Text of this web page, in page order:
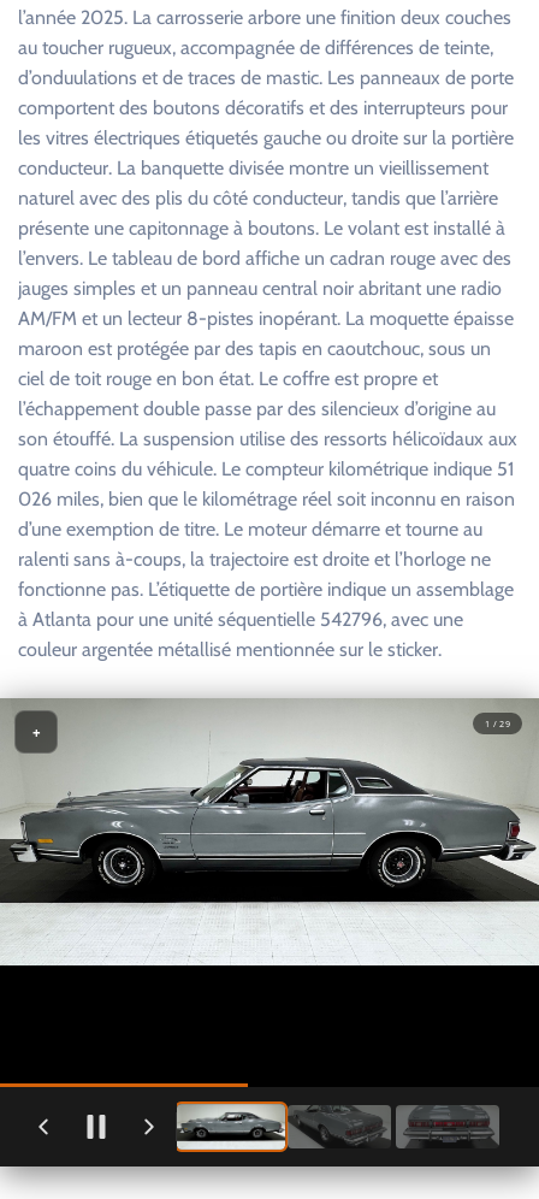
l’année 2025. La carrosserie arbore une finition deux couches
au toucher rugueux, accompagnée de différences de teinte,
d’onduulations et de traces de mastic. Les panneaux de porte
comportent des boutons décoratifs et des interrupteurs pour
les vitres électriques étiquetés gauche ou droite sur la portière
conducteur. La banquette divisée montre un vieillissement
naturel avec des plis du côté conducteur, tandis que l’arrière
présente une capitonnage à boutons. Le volant est installé à
l’envers. Le tableau de bord affiche un cadran rouge avec des
jauges simples et un panneau central noir abritant une radio
AM/FM et un lecteur 8-pistes inopérant. La moquette épaisse
maroon est protégée par des tapis en caoutchouc, sous un
ciel de toit rouge en bon état. Le coffre est propre et
l’échappement double passe par des silencieux d’origine au
son étouffé. La suspension utilise des ressorts hélicoïdaux aux
quatre coins du véhicule. Le compteur kilométrique indique 51
026 miles, bien que le kilométrage réel soit inconnu en raison
d’une exemption de titre. Le moteur démarre et tourne au
ralenti sans à-coups, la trajectoire est droite et l’horloge ne
fonctionne pas. L’étiquette de portière indique un assemblage
à Atlanta pour une unité séquentielle 542796, avec une
couleur argentée métallisé mentionnée sur le sticker.
1 / 29
+